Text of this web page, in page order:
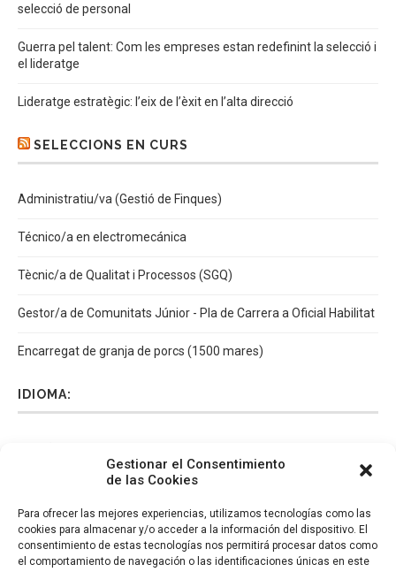
Gestionar el Consentimiento
de las Cookies
Para ofrecer las mejores experiencias, utilizamos tecnologías como las
cookies para almacenar y/o acceder a la información del dispositivo. El
consentimiento de estas tecnologías nos permitirá procesar datos como
el comportamiento de navegación o las identificaciones únicas en este
selecció de personal
Guerra pel talent: Com les empreses estan redefinint la selecció i
el lideratge
Lideratge estratègic: l’eix de l’èxit en l’alta direcció
SELECCIONS EN CURS
Administratiu/va (Gestió de Finques)
Técnico/a en electromecánica
Tècnic/a de Qualitat i Processos (SGQ)
Gestor/a de Comunitats Júnior - Pla de Carrera a Oficial Habilitat
Encarregat de granja de porcs (1500 mares)
IDIOMA: